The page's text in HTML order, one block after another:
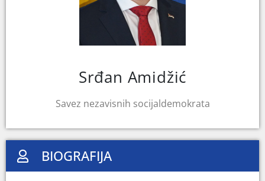
Srđan Amidžić
Savez nezavisnih socijaldemokrata
BIOGRAFIJA